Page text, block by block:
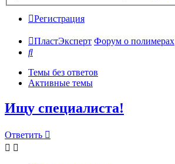
Регистрация
ПластЭксперт Форум о полимерах
Поиск
Темы без ответов
Активные темы
Ищу специалиста!
Ответить